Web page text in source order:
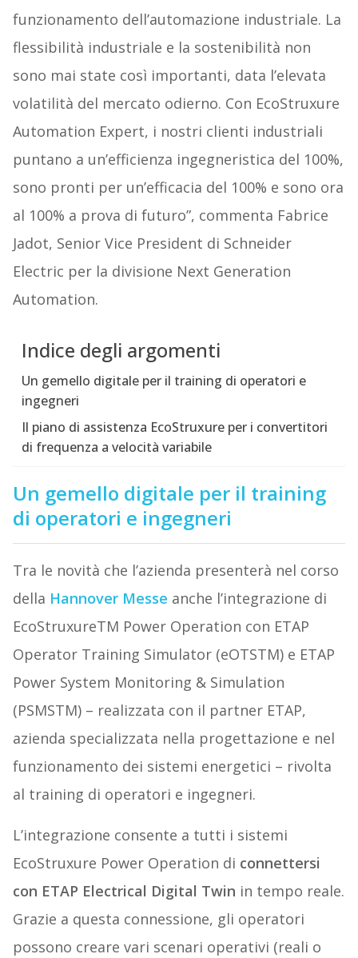
funzionamento dell’automazione industriale. La
flessibilità industriale e la sostenibilità non
sono mai state così importanti, data l’elevata
volatilità del mercato odierno. Con EcoStruxure
Automation Expert, i nostri clienti industriali
puntano a un’efficienza ingegneristica del 100%,
sono pronti per un’efficacia del 100% e sono ora
al 100% a prova di futuro”, commenta Fabrice
Jadot, Senior Vice President di Schneider
Electric per la divisione Next Generation
Automation.
Indice degli argomenti
Un gemello digitale per il training di operatori e
ingegneri
Il piano di assistenza EcoStruxure per i convertitori
di frequenza a velocità variabile
Un gemello digitale per il training
di operatori e ingegneri
Tra le novità che l’azienda presenterà nel corso
della Hannover Messe anche l’integrazione di
EcoStruxureTM Power Operation con ETAP
Operator Training Simulator (eOTSTM) e ETAP
Power System Monitoring & Simulation
(PSMSTM) – realizzata con il partner ETAP,
azienda specializzata nella progettazione e nel
funzionamento dei sistemi energetici – rivolta
al training di operatori e ingegneri.
L’integrazione consente a tutti i sistemi
EcoStruxure Power Operation di connettersi
con ETAP Electrical Digital Twin in tempo reale.
Grazie a questa connessione, gli operatori
possono creare vari scenari operativi (reali o